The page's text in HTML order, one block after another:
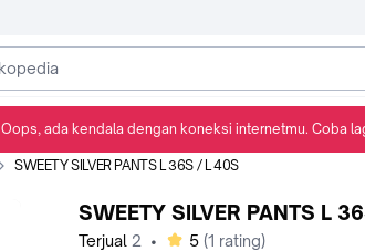
SWEETY SILVER PANTS L 36S / L 40S
SWEETY SILVER PANTS L
Terjual 2 • bintang
5 (1 rating)
Oops, ada kendala dengan koneksi internetmu. Coba